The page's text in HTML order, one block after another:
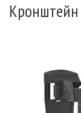
Кронштейн